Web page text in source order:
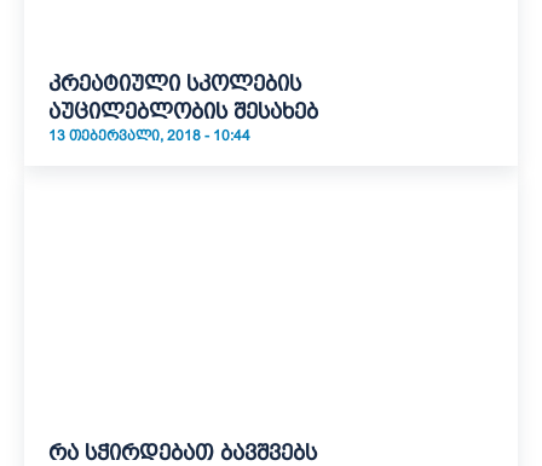
კრეატიული სკოლების
აუცილებლობის შესახებ
13 ᲗᲔᲑᲔᲠᲕᲐᲚᲘ, 2018 - 10:44
რა სჭირდებათ ბავშვებს